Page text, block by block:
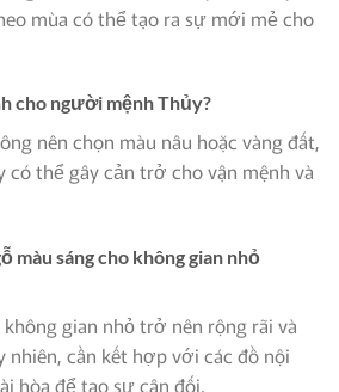
mùa có thể tạo ra sự mới mẻ cho
cho người mệnh Thủy?
nên chọn màu nâu hoặc vàng đất,
có thể gây cản trở cho vận mệnh và
màu sáng cho không gian nhỏ
không gian nhỏ trở nên rộng rãi và
nhiên, cần kết hợp với các đồ nội
hòa để tạo sự cân đối.